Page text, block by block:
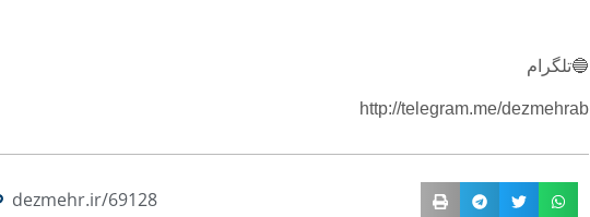
🔵تلگرام
http://telegram.me/dezmehrab
dezmehr.ir/69128